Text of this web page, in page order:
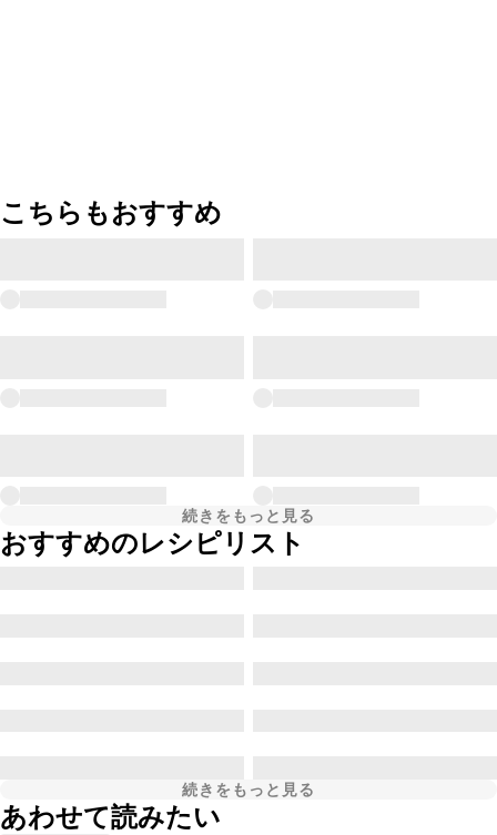
こちらもおすすめ
続きをもっと見る
おすすめのレシピリスト
続きをもっと見る
あわせて読みたい